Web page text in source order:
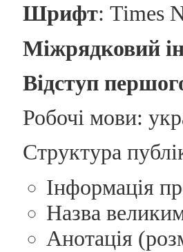
Шрифт: Times
Міжрядковий
Відступ
Робочі мови:
Структура
Інформація
Назва
Анотація